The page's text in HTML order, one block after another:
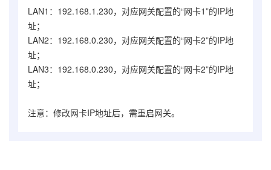
LAN1：192.168.1.230，对应网关配置的“网卡1”的IP地
址；
LAN2：192.168.0.230，对应网关配置的“网卡2”的IP地
址；
LAN3：192.168.0.230，对应网关配置的“网卡2”的IP地
址；
注意：修改网卡IP地址后，需重启网关。